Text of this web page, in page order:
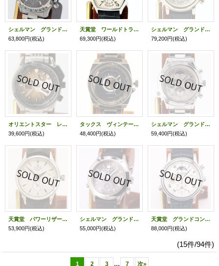
シェルマン グランドコンプリケーション スポーツ 黒文字盤
63,800円(税込)
天賞堂 ワールドトラベラー ベージュ文字盤
69,300円(税込)
シェルマン グランドコンプリケーション プレミアム 銀文字盤
79,200円(税込)
オリエントスター レトロフューチャー ＷＺ０１９１ＤＡ ギターモデル 茶文字盤
39,600円(税込)
タックス ヴィンテージレンズ２ ＴＳ１８０３Ｋ 黒文字盤 １０周年限定
48,400円(税込)
シェルマン グランドコンプリケーション 銀文字盤
59,400円(税込)
天賞堂 パワーリザーブ ＴＥＮ－００９ 白文字盤
53,900円(税込)
シェルマン グランドコンプリケーション 黒文字盤
55,000円(税込)
天賞堂 グランドコンプリケーション ディズニーファンタジア限定 白文字盤
88,000円(税込)
(15件/94件)
1 2 3 ... 7 次»